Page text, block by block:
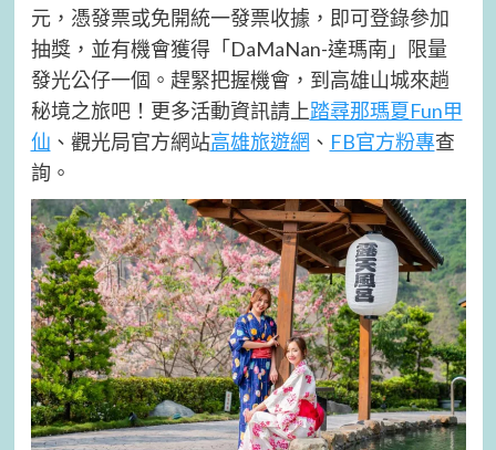
元，憑發票或免開統一發票收據，即可登錄參加
抽獎，並有機會獲得「DaMaNan-達瑪南」限量
發光公仔一個。趕緊把握機會，到高雄山城來趟
秘境之旅吧！更多活動資訊請上踏尋那瑪夏Fun甲
仙 、觀光局官方網站高雄旅遊網 、 FB官方粉專查
詢。